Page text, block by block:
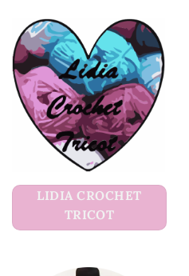
LIDIA CROCHET
TRICOT